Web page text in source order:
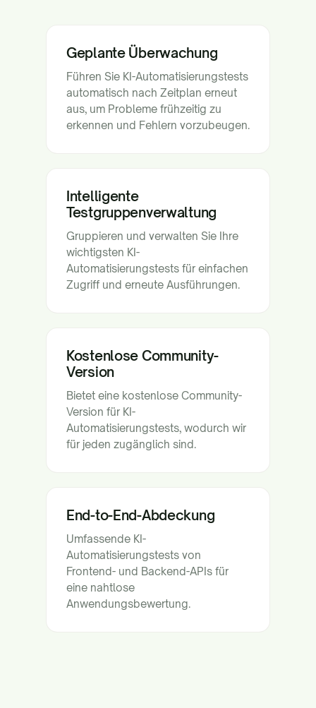
Geplante Überwachung
Führen Sie KI-Automatisierungstests
automatisch nach Zeitplan erneut
aus, um Probleme frühzeitig zu
erkennen und Fehlern vorzubeugen.
Intelligente
Testgruppenverwaltung
Gruppieren und verwalten Sie Ihre
wichtigsten KI-
Automatisierungstests für einfachen
Zugriff und erneute Ausführungen.
Kostenlose Community-
Version
Bietet eine kostenlose Community-
Version für KI-
Automatisierungstests, wodurch wir
für jeden zugänglich sind.
End-to-End-Abdeckung
Umfassende KI-
Automatisierungstests von
Frontend- und Backend-APIs für
eine nahtlose
Anwendungsbewertung.